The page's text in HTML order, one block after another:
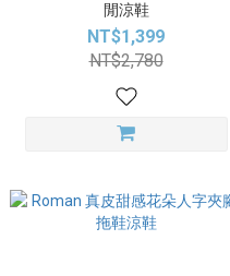
閒涼鞋
NT$1,399
NT$2,780